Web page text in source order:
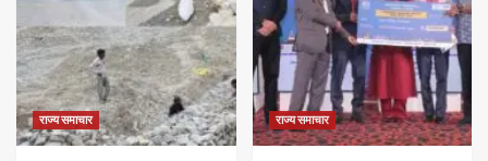
राज्य समाचार राज्य समाचार